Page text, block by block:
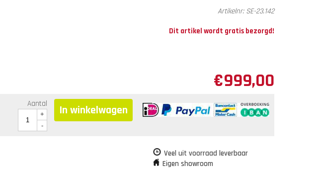
Artikelnr: SE-23.142
Dit artikel wordt gratis bezorgd!
€999,00
Aantal
+
-
In winkelwagen
Veel uit voorraad leverbaar
Eigen showroom